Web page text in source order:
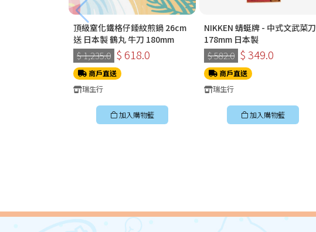
頂級窒化鐵格仔錘紋煎鍋 26cm
送 日本製 鶴丸 牛刀 180mm
$ 1,235.0 $ 618.0
商戶直送
瑞生行
加入購物籃
NIKKEN 蜻蜓牌 - 中式文武菜刀
178mm 日本製
$ 582.0 $ 349.0
商戶直送
瑞生行
加入購物籃